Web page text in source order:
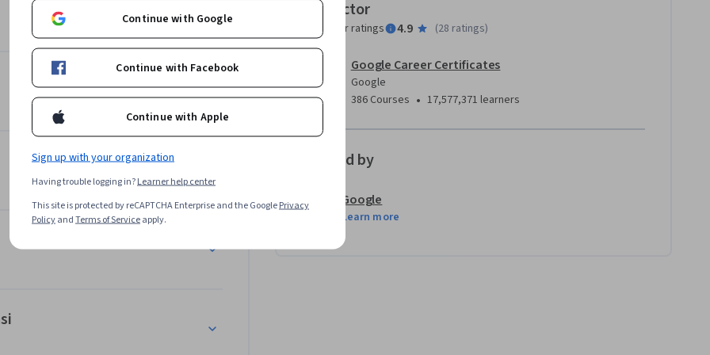
yang ada saat ini akan terus
menyelesaikan tugas-tugas ini sambil
proyek terbaik untuk pekerjaan yang
mendapatkan bekal untuk melamar
pengalaman apa pun.
Instructor
Instructor ratings 4.9 (28 ratings)
Google Career Certificates
Google
386 Courses • 17,577,371 learners
Offered by
Google
Learn more
Continue with Google
Continue with Facebook
Continue with Apple
Sign up with your organization
Having trouble logging in?Learner help center
This site is protected by reCAPTCHA Enterprise and the GooglePrivacy
PolicyandTerms of Serviceapply.